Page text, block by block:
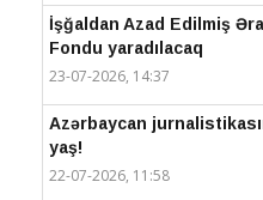
İşğaldan Azad Edilmiş
Fondu yaradılacaq
23-07-2026, 14:37
Azərbaycan
yaş!
22-07-2026, 11:58